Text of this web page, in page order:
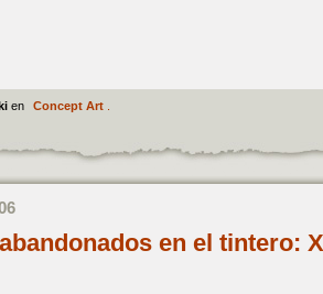
en Concept Art.
en el tintero: